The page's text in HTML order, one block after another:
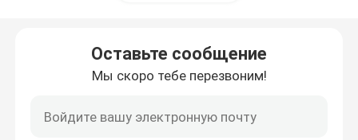
Оставьте сообщение
Мы скоро тебе перезвоним!